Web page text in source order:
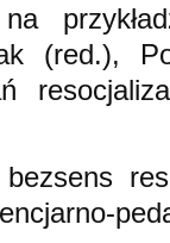
(red.),